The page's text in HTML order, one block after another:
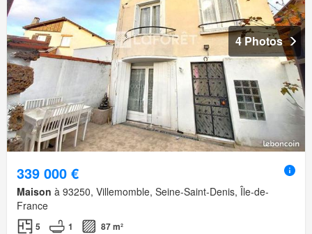
4 Photos
339 000 €
Maison à 93250, Villemomble, Seine-Saint-Denis, Île-de-
France
5 1 87 m²